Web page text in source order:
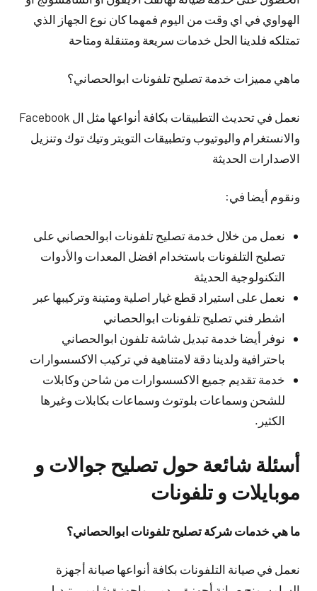
الهواوي في اي وقت من اليوم فمهما كان نوع الجهاز الذي
تمتلكه فلدينا الحل خدمات سريعة ومتنقلة ومتاحة
ماهي مميزات خدمة تصليح تلفونات ابوالحصاني؟
نعمل في تحديث التطبيقات بكافة أنواعها مثل ال Facebook
والانستغرام واليوتيوب وتطبيقات التويتر وتيك توك وتنزيل
الاصدارات الحديثة
ونقوم أيضا في:
نعمل من خلال خدمة تصليح تلفونات ابوالحصاني على
تصليح التلفونات باستخدام افضل المعدات والأدوات
التكنولوجية الحديثة
نعمل على استيراد قطع غيار اصلية ومتينة وتركيبها عبر
اشطر فني تصليح تلفونات ابوالحصاني
نوفر أيضا خدمة تبديل شاشة تلفون ابوالحصاني
باحترافية ولدينا دقة لامتناهية في تركيب الاكسسوارات
خدمة تقديم جميع الاكسسوارات من شاحن وكابلات
للشحن وسماعات بلوتوث وسماعات بكابلات وغيرها
الكثير.
أسئلة شائعة حول تصليح جوالات و
موبايلات و تلفونات
ما هي خدمات شركة تصليح تلفونات ابوالحصاني؟
نعمل في صيانة التلفونات بكافة أنواعها صيانة أجهزة